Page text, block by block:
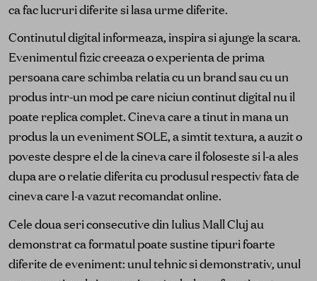
ca fac lucruri diferite si lasa urme diferite.
Continutul digital informeaza, inspira si ajunge la scara.
Evenimentul fizic creeaza o experienta de prima
persoana care schimba relatia cu un brand sau cu un
produs intr-un mod pe care niciun continut digital nu il
poate replica complet. Cineva care a tinut in mana un
produs la un eveniment SOLE, a simtit textura, a auzit o
poveste despre el de la cineva care il foloseste si l-a ales
dupa are o relatie diferita cu produsul respectiv fata de
cineva care l-a vazut recomandat online.
Cele doua seri consecutive din Iulius Mall Cluj au
demonstrat ca formatul poate sustine tipuri foarte
diferite de eveniment: unul tehnic si demonstrativ, unul